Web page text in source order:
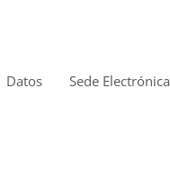
Datos Sede Electrónica